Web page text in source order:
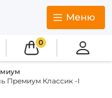
Меню
0
Премиум Классик -I